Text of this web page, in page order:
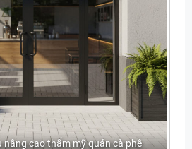
nâng cao thẩm mỹ quán cà phê